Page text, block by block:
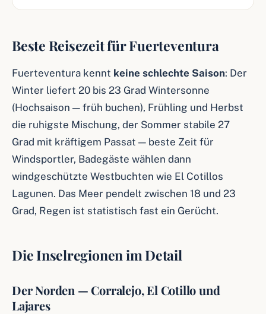
Beste Reisezeit für Fuerteventura
Fuerteventura kennt keine schlechte Saison: Der
Winter liefert 20 bis 23 Grad Wintersonne
(Hochsaison — früh buchen), Frühling und Herbst
die ruhigste Mischung, der Sommer stabile 27
Grad mit kräftigem Passat — beste Zeit für
Windsportler, Badegäste wählen dann
windgeschützte Westbuchten wie El Cotillos
Lagunen. Das Meer pendelt zwischen 18 und 23
Grad, Regen ist statistisch fast ein Gerücht.
Die Inselregionen im Detail
Der Norden — Corralejo, El Cotillo und
Lajares